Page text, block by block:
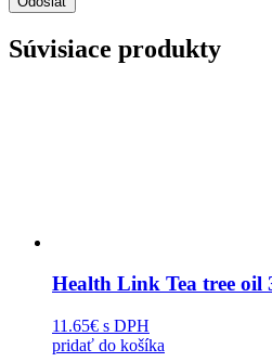
Súvisiace produkty
Health Link Tea tree oil
11.65€ s DPH
pridať do košíka